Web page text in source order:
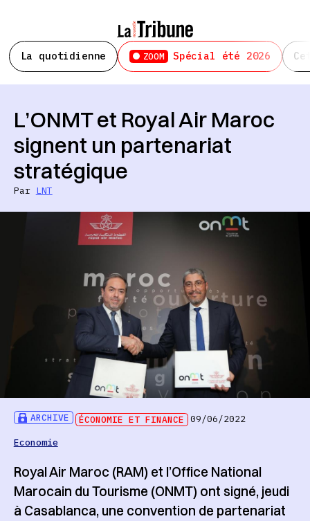
La quotidienne ZOOM Spécial été 2026
ARCHIVE ÉCONOMIE ET FINANCE 09/06/2022
Economie
L’ONMT et Royal Air Maroc
signent un partenariat
stratégique
Par LNT
Royal Air Maroc (RAM) et l’Office National
Marocain du Tourisme (ONMT) ont signé, jeudi
à Casablanca, une convention de partenariat